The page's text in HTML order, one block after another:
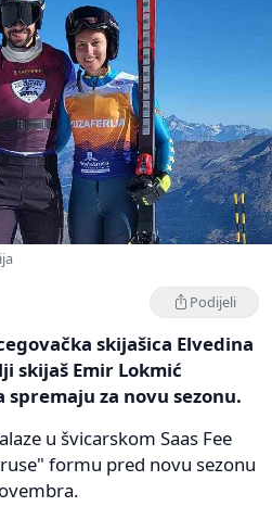
Podijeli
skijašica Elvedina
skijaš Emir Lokmić
za novu sezonu.
u švicarskom Saas Fee
formu pred novu sezonu